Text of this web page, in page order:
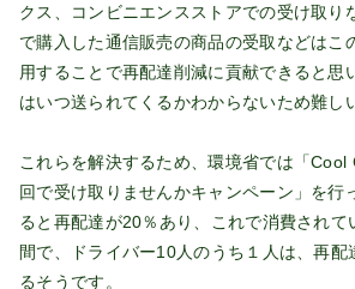
クス、コンビニエンスストアでの受け取り
で購入した通信販売の商品の受取などはこ
用することで再配達削減に貢献できると思
はいつ送られてくるかわからないため難し
これらを解決するため、環境省では「Cool
回で受け取りませんかキャンペーン」を行
ると再配達が20％あり、これで消費され
間で、ドライバー10人のうち１人は、再配
るそうです。